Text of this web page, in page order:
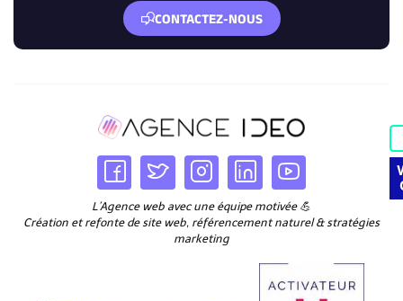
CONTACTEZ-NOUS
L’Agence web avec une équipe motivée 💪
Création et refonte de site web, référencement naturel & stratégies
marketing